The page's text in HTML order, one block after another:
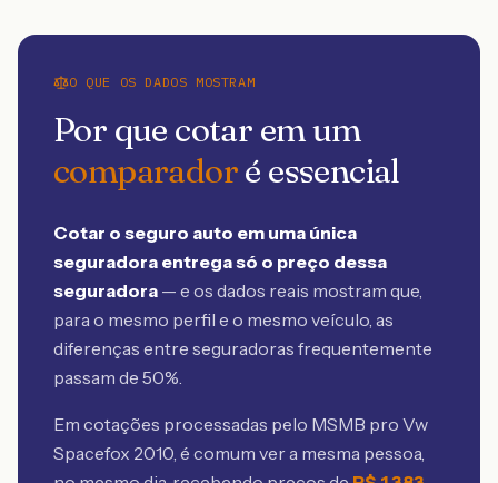
O QUE OS DADOS MOSTRAM
Por que cotar em um
comparadoré essencial
Cotar o seguro auto em uma única
seguradora entrega só o preço dessa
seguradora — e os dados reais mostram que,
para o mesmo perfil e o mesmo veículo, as
diferenças entre seguradoras frequentemente
passam de 50%.
Em cotações processadas pelo MSMB pro Vw
Spacefox 2010, é comum ver a mesma pessoa,